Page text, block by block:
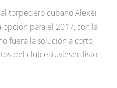
torpedero cubano Alexei
opción para el 2017, con la
fuera la solución a corto
del club estuviesen listo